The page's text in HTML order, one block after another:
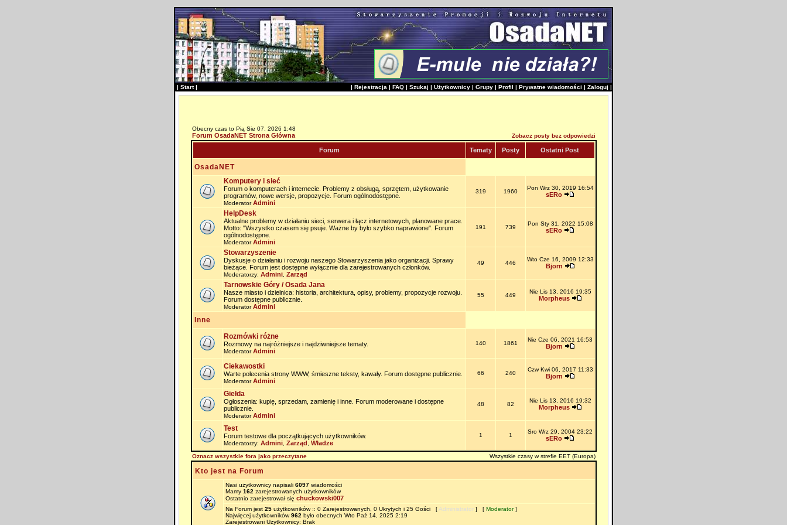
| Start| | Rejestracja | FAQ | Szukaj | Użytkownicy | Grupy | Profil | Prywatne wiadomości | Zaloguj |
Obecny czas to Pią Sie 07, 2026 1:48
Forum OsadaNET Strona Główna Zobacz posty bez odpowiedzi
Forum Tematy Posty Ostatni Post
OsadaNET
Komputery i sieć
Forum o komputerach i internecie. Problemy z obsługą, sprzętem, użytkowanie
programów, nowe wersje, propozycje. Forum ogólnodostępne.
ModeratorAdmini
319 1960
Pon Wrz 30, 2019 16:54
sERo
HelpDesk
Aktualne problemy w działaniu sieci, serwera i łącz internetowych, planowane prace.
Motto: "Wszystko czasem się psuje. Ważne by było szybko naprawione". Forum
ogólnodostępne.
ModeratorAdmini
191 739
Pon Sty 31, 2022 15:08
sERo
Stowarzyszenie
Dyskusje o działaniu i rozwoju naszego Stowarzyszenia jako organizacji. Sprawy
bieżące. Forum jest dostępne wyłącznie dla zarejestrowanych członków.
Moderatorzy: Admini, Zarząd
49 446
Wto Cze 16, 2009 12:33
Bjorn
Tarnowskie Góry / Osada Jana
Nasze miasto i dzielnica: historia, architektura, opisy, problemy, propozycje rozwoju.
Forum dostępne publicznie.
ModeratorAdmini
55 449
Nie Lis 13, 2016 19:35
Morpheus
Inne
Rozmówki różne
Rozmowy na najróżniejsze i najdziwniejsze tematy.
ModeratorAdmini
140 1861
Nie Cze 06, 2021 16:53
Bjorn
Ciekawostki
Warte polecenia strony WWW, śmieszne teksty, kawały. Forum dostępne publicznie.
ModeratorAdmini
66 240
Czw Kwi 06, 2017 11:33
Bjorn
Giełda
Ogłoszenia: kupię, sprzedam, zamienię i inne. Forum moderowane i dostępne
publicznie.
ModeratorAdmini
48 82
Nie Lis 13, 2016 19:32
Morpheus
Test
Forum testowe dla początkujących użytkowników.
Moderatorzy: Admini, Zarząd Władze
1 1
Sro Wrz 29, 2004 23:22
sERo
Oznacz wszystkie fora jako przeczytane Wszystkie czasy w strefie EET (Europa)
Kto jest na Forum
Nasi użytkownicy napisali 6097wiadomości
Mamy 162 zarejestrowanych użytkowników
Ostatnio zarejestrował się chuckowski007
Na Forum jest 25użytkowników :: 0 Zarejestrowanych, 0 Ukrytych i 25 Gości [ Administrator] [ Moderator]
Najwięcej użytkowników962 było obecnych Wto Paź 14, 2025 2:19
Zarejestrowani Użytkownicy: Brak